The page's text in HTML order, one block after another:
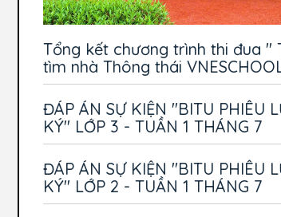
Tổng kết chương trình thi đua "
tìm nhà Thông thái
ĐÁP ÁN SỰ KIỆN "BITU PHIÊU
KÝ" LỚP 3 - TUẦN 1 THÁNG 7
ĐÁP ÁN SỰ KIỆN "BITU PHIÊU
KÝ" LỚP 2 - TUẦN 1 THÁNG 7